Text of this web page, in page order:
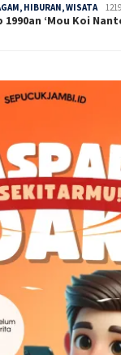
HIBURAN, WISATA
1990an ‘Mou Koi